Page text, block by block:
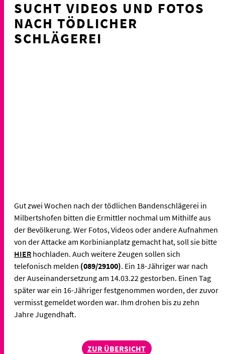
SUCHT VIDEOS UND FOTOS
NACH TÖDLICHER
SCHLÄGEREI
Gut zwei Wochen nach der tödlichen Bandenschlägerei in
Milbertshofen bitten die Ermittler nochmal um Mithilfe aus
der Bevölkerung. Wer Fotos, Videos oder andere Aufnahmen
von der Attacke am Korbinianplatz gemacht hat, soll sie bitte
HIER hochladen. Auch weitere Zeugen sollen sich
telefonisch melden (089/29100). Ein 18-Jähriger war nach
der Auseinandersetzung am 14.03.22 gestorben. Einen Tag
später war ein 16-Jähriger festgenommen worden, der zuvor
vermisst gemeldet worden war. Ihm drohen bis zu zehn
Jahre Jugendhaft.
ZUR ÜBERSICHT